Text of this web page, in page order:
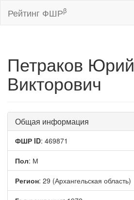
Рейтинг ФШРβ
Петраков Юрий
Викторович
Общая информация
ФШР ID: 469871
Пол: М
Регион: 29 (Архангельская область)